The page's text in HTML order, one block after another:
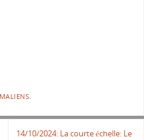
.
14/10/2024: La courte échelle: Le